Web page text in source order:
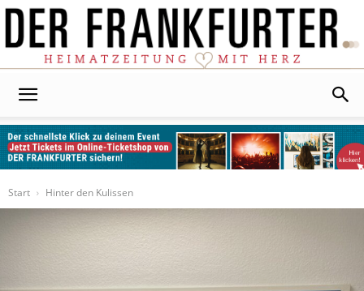
Start
Hinter den Kulissen